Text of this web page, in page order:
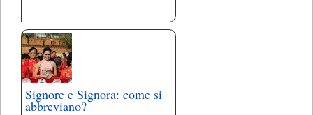
Signore e Signora: come si
abbreviano?